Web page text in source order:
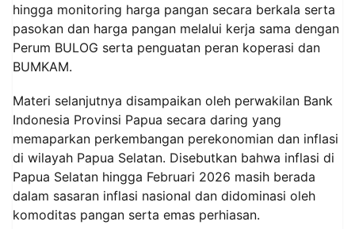
hingga monitoring harga pangan secara berkala serta
pasokan dan harga pangan melalui kerja sama dengan
Perum BULOG serta penguatan peran koperasi dan
BUMKAM.
Materi selanjutnya disampaikan oleh perwakilan Bank
Indonesia Provinsi Papua secara daring yang
memaparkan perkembangan perekonomian dan inflasi
di wilayah Papua Selatan. Disebutkan bahwa inflasi di
Papua Selatan hingga Februari 2026 masih berada
dalam sasaran inflasi nasional dan didominasi oleh
komoditas pangan serta emas perhiasan.